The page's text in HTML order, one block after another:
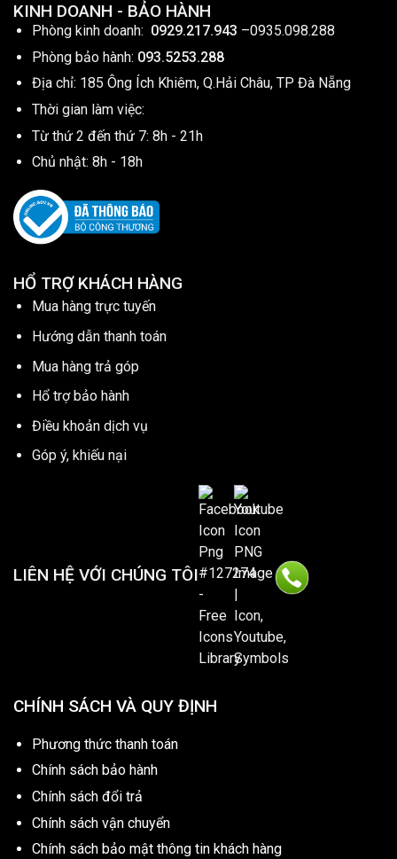
KINH DOANH - BẢO HÀNH
Phòng kinh doanh: 0929.217.943 –0935.098.288
Phòng bảo hành: 093.5253.288
Địa chỉ: 185 Ông Ích Khiêm, Q.Hải Châu, TP Đà Nẵng
Thời gian làm việc:
Từ thứ 2 đến thứ 7: 8h - 21h
Chủ nhật: 8h - 18h
HỔ TRỢ KHÁCH HÀNG
Mua hàng trực tuyến
Hướng dẫn thanh toán
Mua hàng trả góp
Hổ trợ bảo hành
Điều khoản dịch vụ
Góp ý, khiếu nại
LIÊN HỆ VỚI CHÚNG TÔI
CHÍNH SÁCH VÀ QUY ĐỊNH
Phương thức thanh toán
Chính sách bảo hành
Chính sách đổi trả
Chính sách vận chuyển
Chính sách bảo mật thông tin khách hàng